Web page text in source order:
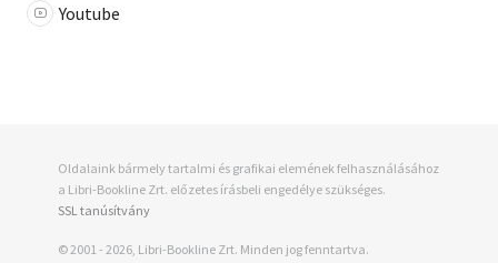
Youtube
Oldalaink bármely tartalmi és grafikai elemének felhasználásához
a Libri-Bookline Zrt. előzetes írásbeli engedélye szükséges.
SSL tanúsítvány
© 2001 - 2026, Libri-Bookline Zrt. Minden jog fenntartva.